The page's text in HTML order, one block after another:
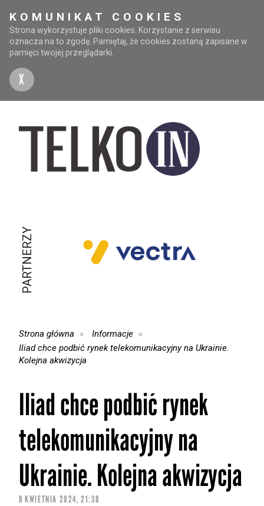
KOMUNIKAT COOKIES
Strona wykorzystuje pliki cookies. Korzystanie z serwisu
oznacza na to zgodę. Pamiętaj, że cookies zostaną zapisane w
pamięci twojej przeglądarki.
X
PARTNERZY
Strona główna
Informacje
Iliad chce podbić rynek telekomunikacyjny na Ukrainie.
Kolejna akwizycja
Iliad chce podbić rynek
telekomunikacyjny na
Ukrainie. Kolejna akwizycja
8 KWIETNIA 2024, 21:38